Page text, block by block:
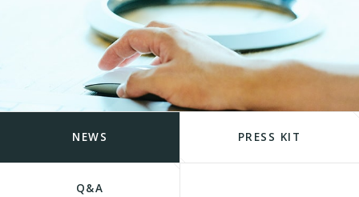
NEWS PRESS KIT
Q&A